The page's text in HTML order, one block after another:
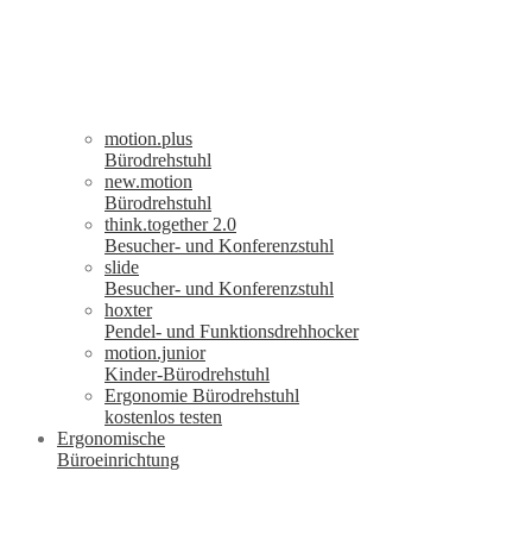
motion.plus
Bürodrehstuhl
new.motion
Bürodrehstuhl
think.together 2.0
Besucher- und Konferenzstuhl
slide
Besucher- und Konferenzstuhl
hoxter
Pendel- und Funktionsdrehhocker
motion.junior
Kinder-Bürodrehstuhl
Ergonomie Bürodrehstuhl
kostenlos testen
Ergonomische
Büroeinrichtung